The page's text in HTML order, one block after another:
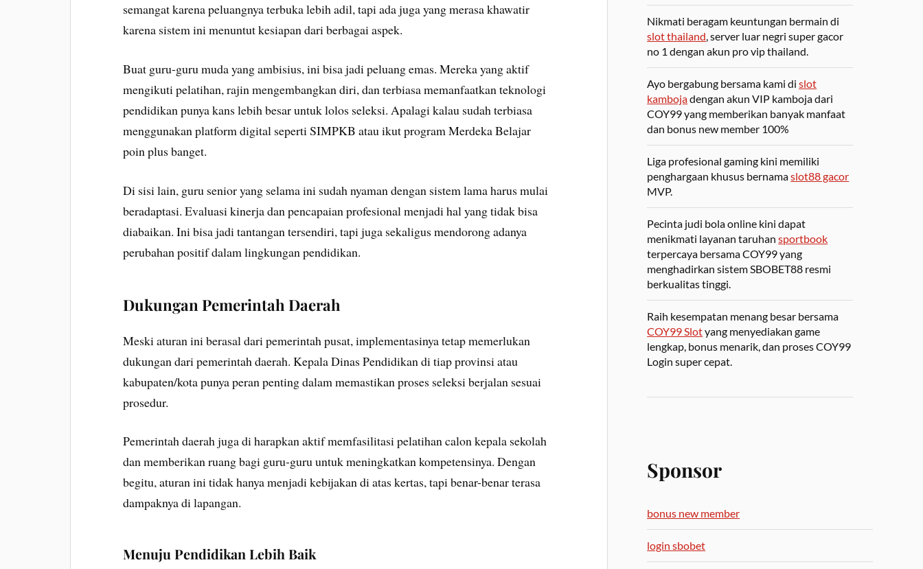
semangat karena peluangnya terbuka lebih adil, tapi ada juga yang merasa khawatir
karena sistem ini menuntut kesiapan dari berbagai aspek.
Buat guru-guru muda yang ambisius, ini bisa jadi peluang emas. Mereka yang aktif
mengikuti pelatihan, rajin mengembangkan diri, dan terbiasa memanfaatkan teknologi
pendidikan punya kans lebih besar untuk lolos seleksi. Apalagi kalau sudah terbiasa
menggunakan platform digital seperti SIMPKB atau ikut program Merdeka Belajar
poin plus banget.
Di sisi lain, guru senior yang selama ini sudah nyaman dengan sistem lama harus mulai
beradaptasi. Evaluasi kinerja dan pencapaian profesional menjadi hal yang tidak bisa
diabaikan. Ini bisa jadi tantangan tersendiri, tapi juga sekaligus mendorong adanya
perubahan positif dalam lingkungan pendidikan.
Dukungan Pemerintah Daerah
Meski aturan ini berasal dari pemerintah pusat, implementasinya tetap memerlukan
dukungan dari pemerintah daerah. Kepala Dinas Pendidikan di tiap provinsi atau
kabupaten/kota punya peran penting dalam memastikan proses seleksi berjalan sesuai
prosedur.
Pemerintah daerah juga di harapkan aktif memfasilitasi pelatihan calon kepala sekolah
dan memberikan ruang bagi guru-guru untuk meningkatkan kompetensinya. Dengan
begitu, aturan ini tidak hanya menjadi kebijakan di atas kertas, tapi benar-benar terasa
dampaknya di lapangan.
Menuju Pendidikan Lebih Baik
Nikmati beragam keuntungan bermain di
slot thailand, server luar negri super gacor
no 1 dengan akun pro vip thailand.
Ayo bergabung bersama kami dislot
kambojadengan akun VIP kamboja dari
COY99 yang memberikan banyak manfaat
dan bonus new member 100%
Liga profesional gaming kini memiliki
penghargaan khusus bernamaslot88 gacor
MVP.
Pecinta judi bola online kini dapat
menikmati layanan taruhansportbook
terpercaya bersama COY99 yang
menghadirkan sistem SBOBET88 resmi
berkualitas tinggi.
Raih kesempatan menang besar bersama
COY99 Slotyang menyediakan game
lengkap, bonus menarik, dan proses COY99
Login super cepat.
Sponsor
bonus new member
login sbobet